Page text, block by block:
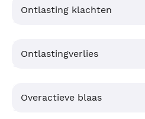
Ontlasting klachten
Ontlastingverlies
Overactieve blaas